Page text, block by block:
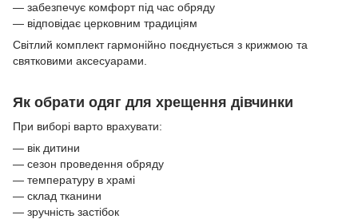
— забезпечує комфорт під час обряду
— відповідає церковним традиціям
Світлий комплект гармонійно поєднується з крижмою та
святковими аксесуарами.
Як обрати одяг для хрещення дівчинки
При виборі варто врахувати:
— вік дитини
— сезон проведення обряду
— температуру в храмі
— склад тканини
— зручність застібок